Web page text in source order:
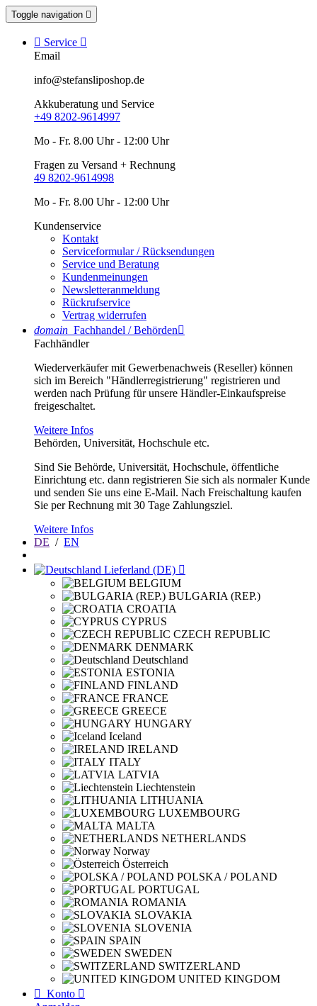
Toggle navigation 
 Service 
Email
info@stefansliposhop.de
Akkuberatung und Service
+49 8202-9614997
Mo - Fr. 8.00 Uhr - 12:00 Uhr
Fragen zu Versand + Rechnung
49 8202-9614998
Mo - Fr. 8.00 Uhr - 12:00 Uhr
Kundenservice
Kontakt
Serviceformular / Rücksendungen
Service und Beratung
Kundenmeinungen
Newsletteranmeldung
Rückrufservice
Vertrag widerrufen
domain Fachhandel / Behörden
Fachhändler
Wiederverkäufer mit Gewerbenachweis (Reseller) können
sich im Bereich "Händlerregistrierung" registrieren und
werden nach Prüfung für unsere Händler-Einkaufspreise
freigeschaltet.
Weitere Infos
Behörden, Universität, Hochschule etc.
Sind Sie Behörde, Universität, Hochschule, öffentliche
Einrichtung etc. dann registrieren Sie sich als normaler Kunde
und senden Sie uns eine E-Mail. Nach Freischaltung kaufen
Sie per Rechnung mit 30 Tage Zahlungsziel.
Weitere Infos
DE / EN
Lieferland (DE) 
BELGIUM
BULGARIA (REP.)
CROATIA
CYPRUS
CZECH REPUBLIC
DENMARK
Deutschland
ESTONIA
FINLAND
FRANCE
GREECE
HUNGARY
Iceland
IRELAND
ITALY
LATVIA
Liechtenstein
LITHUANIA
LUXEMBOURG
MALTA
NETHERLANDS
Norway
Österreich
POLSKA / POLAND
PORTUGAL
ROMANIA
SLOVAKIA
SLOVENIA
SPAIN
SWEDEN
SWITZERLAND
UNITED KINGDOM
 Konto 